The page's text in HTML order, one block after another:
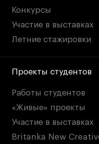
Конкурсы
Участие в выставках
Летние стажировки
Проекты студентов
Работы студентов
«Живые» проекты
Участие в выставках
Britanka New